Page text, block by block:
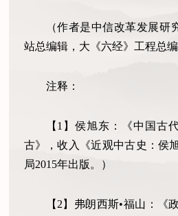
（作者是中信改革发展研
站总编辑，大《六经》工程总编
注释：
【1】侯旭东：《中国古
古》，收入《近观中古史：侯
局2015年出版。）
【2】弗朗西斯•福山：《